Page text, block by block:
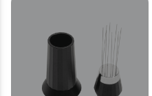
Kaffeeliebhaber.